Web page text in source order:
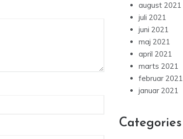
august 2021
juli 2021
juni 2021
maj 2021
april 2021
marts 2021
februar 2021
januar 2021
Categories